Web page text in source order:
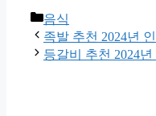
Categories
음식
족발 추천 2024년
등갈비 추천 2024